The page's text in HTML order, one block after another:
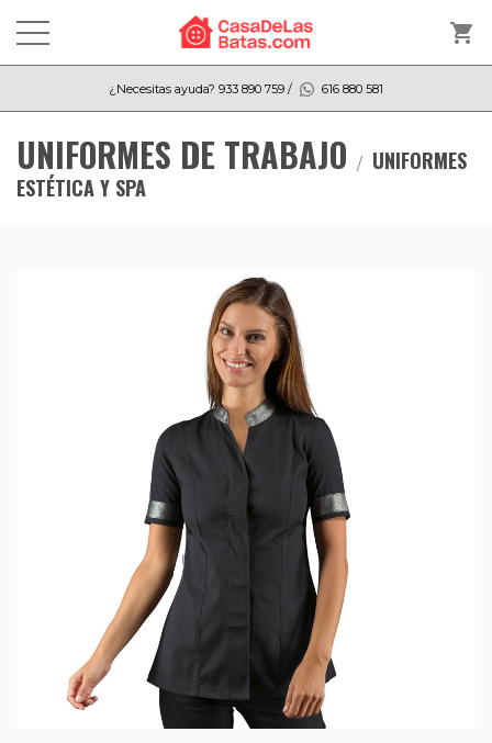
shopping_cart
¿Necesitas ayuda? 933 890 759 / 616 880 581
UNIFORMES DE TRABAJO
UNIFORMES
ESTÉTICA Y SPA